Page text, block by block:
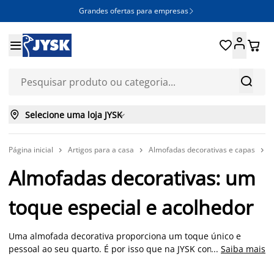
Grandes ofertas para empresas 


 
 Selecione uma loja JYSK
Página inicial  Artigos para a casa  Almofadas decorativas e capas 
Almofadas decorativas: um
toque especial e acolhedor
Uma almofada decorativa proporciona um toque único e
pessoal ao seu quarto. É por isso que na JYSK contamos com
... Saiba mais